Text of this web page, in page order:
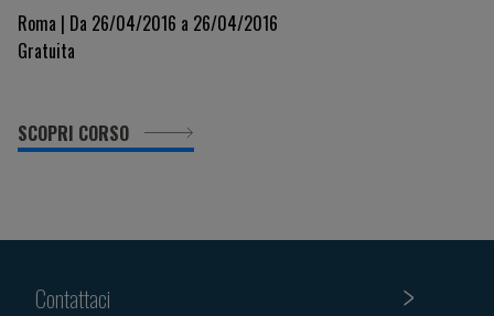
la Salute della Donna indetta dal Ministero
della Salute
Roma | Da 26/04/2016 a 26/04/2016
Gratuita
SCOPRI CORSO
Contattaci